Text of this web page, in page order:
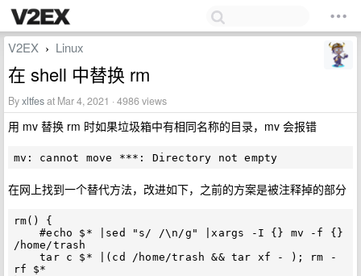
V2EX › Linux
在 shell 中替换 rm
Byxltfesat Mar 4, 2021 · 4986 views
用 mv 替换 rm 时如果垃圾箱中有相同名称的目录，mv 会报错
在网上找到一个替代方法，改进如下，之前的方案是被注释掉的部分
rm() {
    #echo $* |sed "s/ /\n/g" |xargs -I {} mv -f {}
/home/trash
    tar c $* |(cd /home/trash && tar xf - ); rm -
rf $*